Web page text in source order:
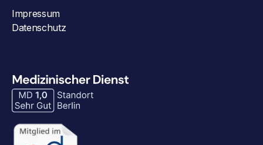
Impressum
Datenschutz